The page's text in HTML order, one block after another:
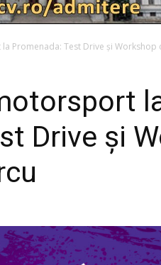
Promenada: Test Drive și Workshop
Drive și